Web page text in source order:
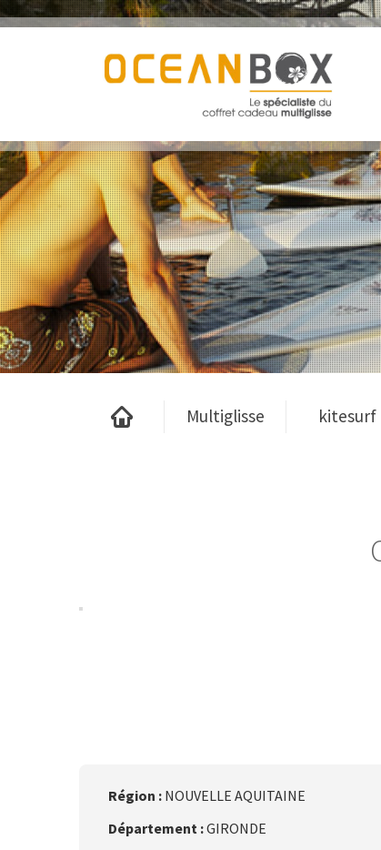
Multiglisse kitesurf
Région : NOUVELLE AQUITAINE
Département :GIRONDE